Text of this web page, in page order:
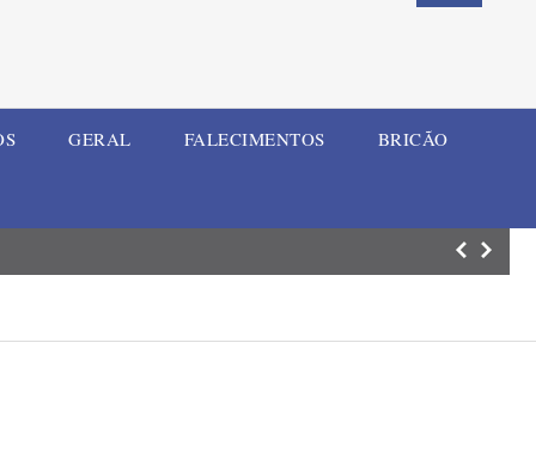
GERAL FALECIMENTOS BRICÃO
ELI Summit